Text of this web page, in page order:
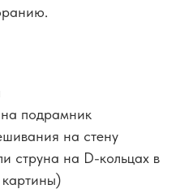
подрамник
на стену
струна на D-кольцах в